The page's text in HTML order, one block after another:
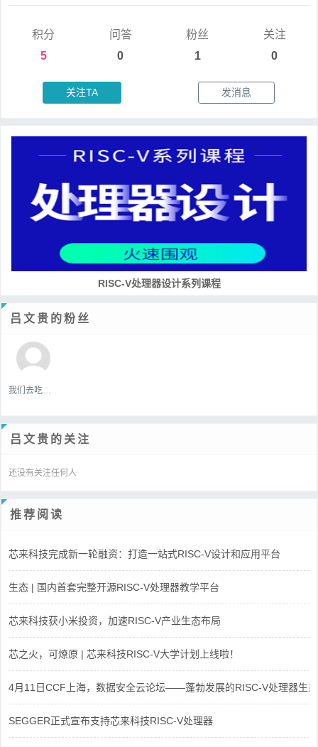
积分
5
问答
0
粉丝
1
关注
0
关注TA 发消息
RISC-V处理器设计系列课程
吕文贵的粉丝
吕文贵的关注
还没有关注任何人
推荐阅读
芯来科技完成新一轮融资：打造一站式RISC-V设计和应用平台
生态 | 国内首套完整开源RISC-V处理器教学平台
芯来科技获小米投资，加速RISC-V产业生态布局
芯之火，可燎原 | 芯来科技RISC-V大学计划上线啦！
4月11日CCF上海，数据安全云论坛——蓬勃发展的RISC-V处理器生态
SEGGER正式宣布支持芯来科技RISC-V处理器